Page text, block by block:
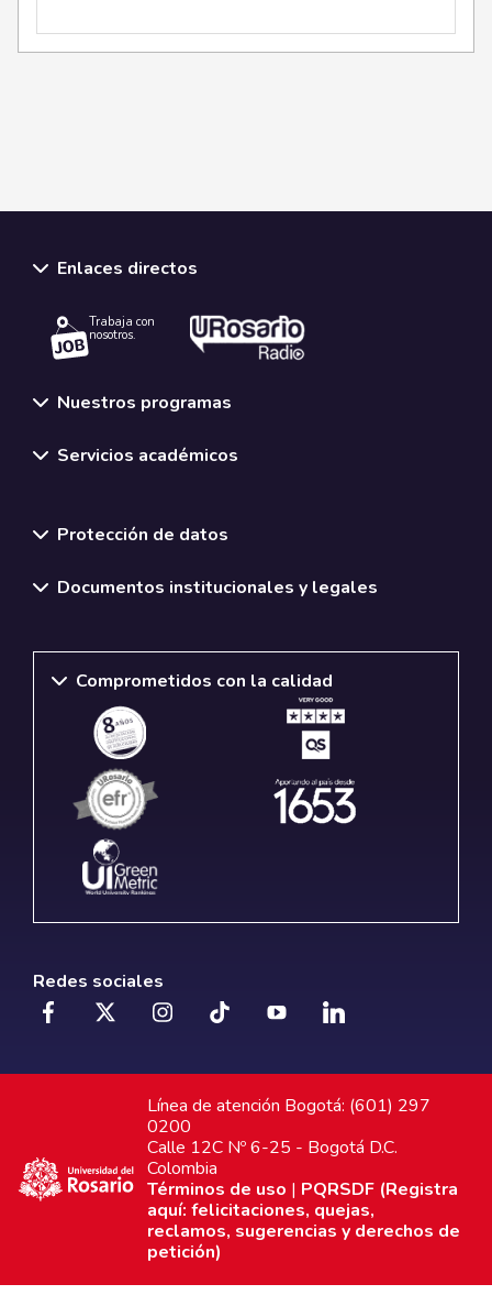
Enlaces directos
Trabaja con
nosotros.
Nuestros programas
Servicios académicos
Protección de datos
Documentos institucionales y legales
Comprometidos con la calidad
Redes sociales
Línea de atención Bogotá: (601) 297
0200
Calle 12C Nº 6-25 - Bogotá D.C.
Colombia
Términos de uso | PQRSDF (Registra
aquí: felicitaciones, quejas,
reclamos, sugerencias y derechos de
petición)